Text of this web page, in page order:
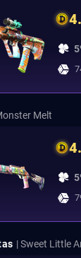
Melt
| Sweet Little